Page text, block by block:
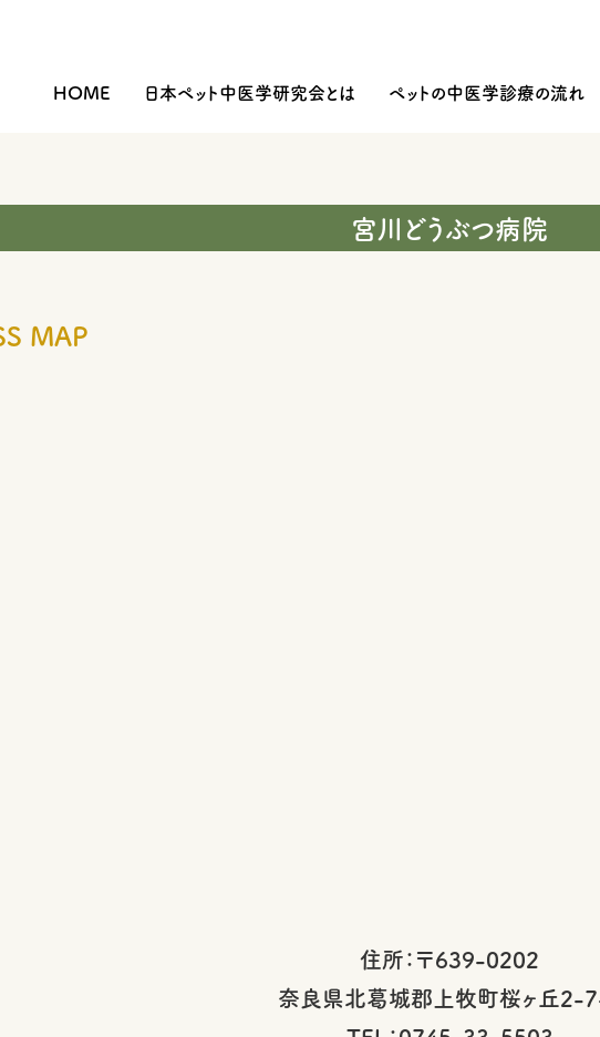
HOME 日本ペット中医学研究会とは ペットの中医学診療の流れ
宮川どうぶつ病院
MAP
住所：〒639-0202
奈良県北葛城郡上牧町桜ヶ丘2-